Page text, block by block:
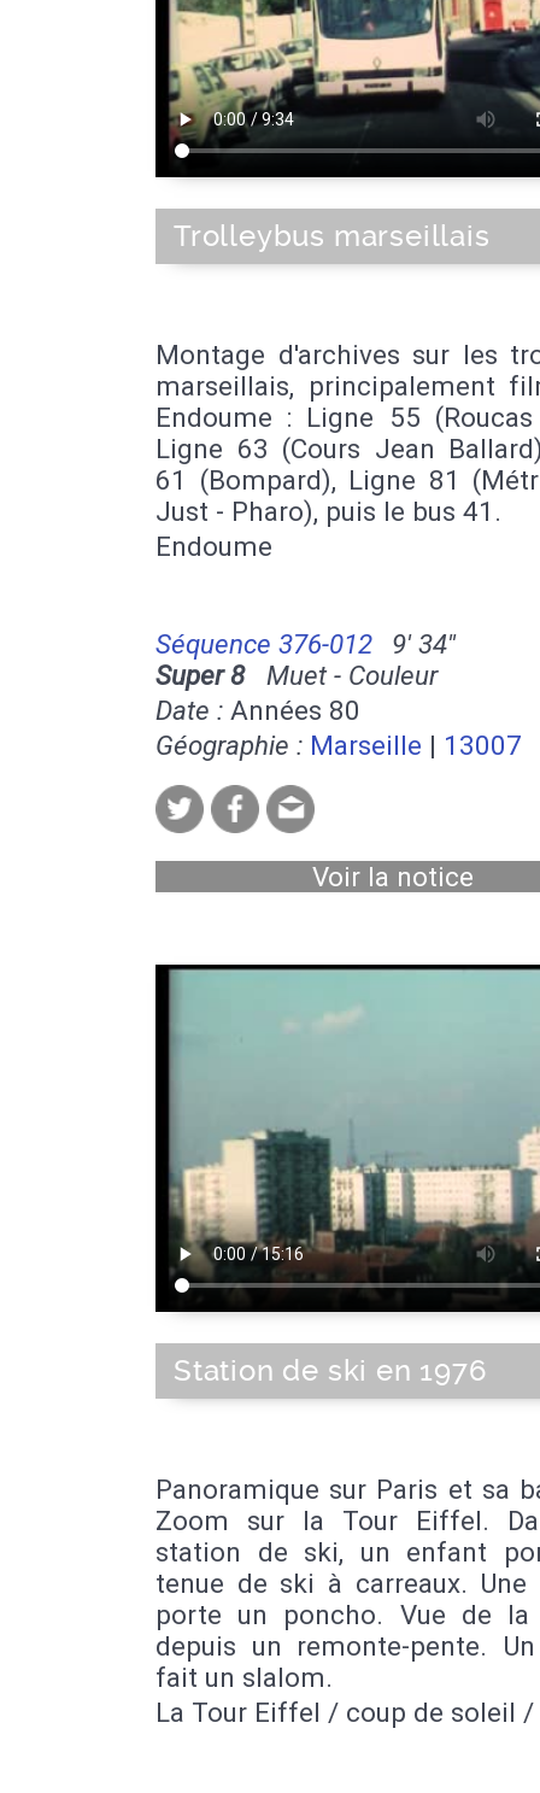
Trolleybus marseillais
Montage d'archives sur les
marseillais, principalement
Endoume : Ligne 55 (Roucas
Ligne 63 (Cours Jean
61 (Bompard), Ligne 81
Just - Pharo), puis le bus 41.
Endoume
Séquence 376-012
9' 34''
Super 8Muet - Couleur
Date : Années 80
Géographie : Marseille | 13007
Voir la notice
Station de ski en 1976
Panoramique sur Paris et sa
Zoom sur la Tour Eiffel.
station de ski, un enfant
tenue de ski à carreaux. Une
porte un poncho. Vue de la
depuis un remonte-pente.
fait un slalom.
La Tour Eiffel / coup de soleil /